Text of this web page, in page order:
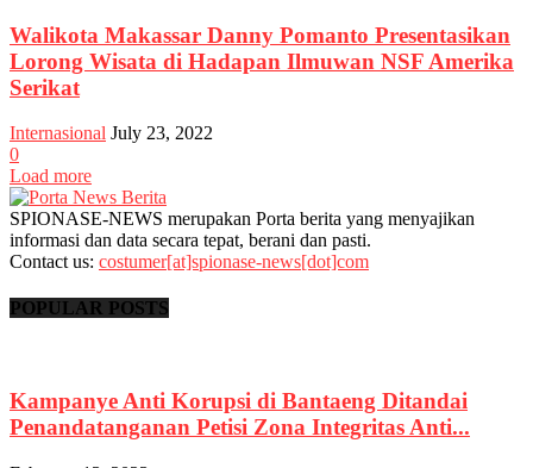
Walikota Makassar Danny Pomanto Presentasikan
Lorong Wisata di Hadapan Ilmuwan NSF Amerika
Serikat
Internasional July 23, 2022
0
Load more
SPIONASE-NEWS merupakan Porta berita yang menyajikan
informasi dan data secara tepat, berani dan pasti.
Contact us: costumer[at]spionase-news[dot]com
POPULAR POSTS
Kampanye Anti Korupsi di Bantaeng Ditandai
Penandatanganan Petisi Zona Integritas Anti...